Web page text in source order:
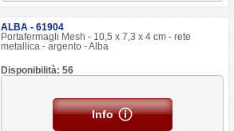
ALBA - 61904
Portafermagli Mesh - 10,5 x 7,3 x 4 cm - rete
metallica - argento - Alba
Disponibilità: 56
Info